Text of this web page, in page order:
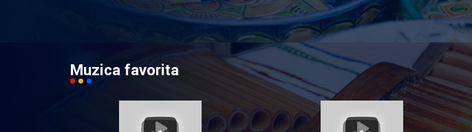
Muzica favorita